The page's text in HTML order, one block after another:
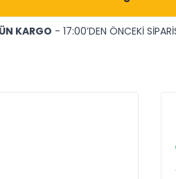
KARGO - 17:00’DEN ÖNCEKİ